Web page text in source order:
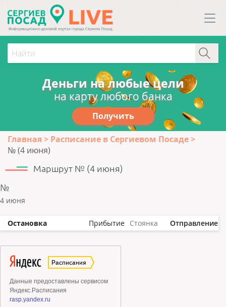
Деньги на любые цели
на карту любого банка
Получить
Главная
Расписание в Сергиевом Посаде
№ (4 июня)
Маршрут № (4 июня)
№
4 июня
Остановка Прибытие Стоянка Отправление